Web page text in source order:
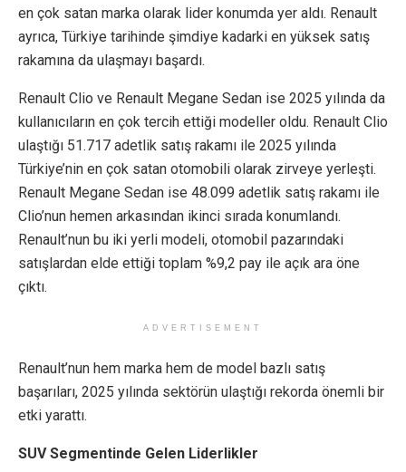
en çok satan marka olarak lider konumda yer aldı. Renault
ayrıca, Türkiye tarihinde şimdiye kadarki en yüksek satış
rakamına da ulaşmayı başardı.
Renault Clio ve Renault Megane Sedan ise 2025 yılında da
kullanıcıların en çok tercih ettiği modeller oldu. Renault Clio
ulaştığı 51.717 adetlik satış rakamı ile 2025 yılında
Türkiye’nin en çok satan otomobili olarak zirveye yerleşti.
Renault Megane Sedan ise 48.099 adetlik satış rakamı ile
Clio’nun hemen arkasından ikinci sırada konumlandı.
Renault’nun bu iki yerli modeli, otomobil pazarındaki
satışlardan elde ettiği toplam %9,2 pay ile açık ara öne
çıktı.
ADVERTISEMENT
Renault’nun hem marka hem de model bazlı satış
başarıları, 2025 yılında sektörün ulaştığı rekorda önemli bir
etki yarattı.
SUV Segmentinde Gelen Liderlikler